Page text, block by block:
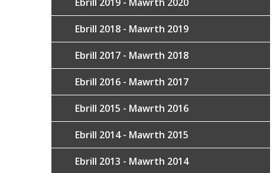
Ebrill 2018 - Mawrth 2019
Ebrill 2017 - Mawrth 2018
Ebrill 2016 - Mawrth 2017
Ebrill 2015 - Mawrth 2016
Ebrill 2014 - Mawrth 2015
Ebrill 2013 - Mawrth 2014